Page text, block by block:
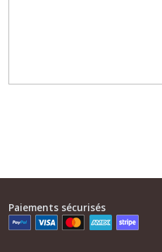
Paiements sécurisés